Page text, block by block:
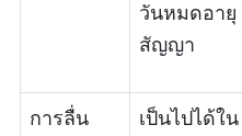
วันหมดอายุ
สัญญา
การลื่น
เป็นไปได้ใน